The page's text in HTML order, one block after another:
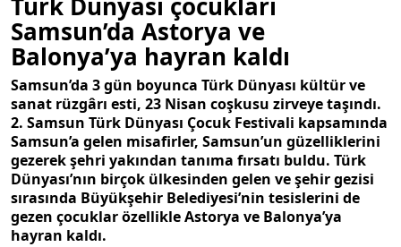
Samsun’da Astorya ve
Balonya’ya hayran kaldı
Samsun’da 3 gün boyunca Türk Dünyası kültür ve
sanat rüzgârı esti, 23 Nisan coşkusu zirveye taşındı.
2. Samsun Türk Dünyası Çocuk Festivali kapsamında
Samsun’a gelen misafirler, Samsun’un güzelliklerini
gezerek şehri yakından tanıma fırsatı buldu. Türk
Dünyası’nın birçok ülkesinden gelen ve şehir gezisi
sırasında Büyükşehir Belediyesi’nin tesislerini de
gezen çocuklar özellikle Astorya ve Balonya’ya
hayran kaldı.